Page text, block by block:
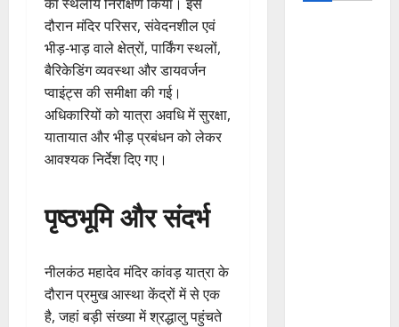
दौरान मंदिर परिसर, संवेदनशील एवं
भीड़-भाड़ वाले क्षेत्रों, पार्किंग स्थलों,
बैरिकेडिंग व्यवस्था और डायवर्जन
प्वाइंट्स की समीक्षा की गई।
अधिकारियों को यात्रा अवधि में सुरक्षा,
यातायात और भीड़ प्रबंधन को लेकर
आवश्यक निर्देश दिए गए।
पृष्ठभूमि और संदर्भ
नीलकंठ महादेव मंदिर कांवड़ यात्रा के
दौरान प्रमुख आस्था केंद्रों में से एक
है, जहां बड़ी संख्या में श्रद्धालु पहुंचते